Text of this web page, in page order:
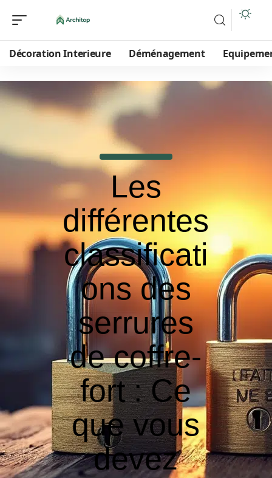
Décoration Interieure Déménagement
Les
différentes
classificati
ons des
serrures
de coffre-
fort : Ce
que vous
devez